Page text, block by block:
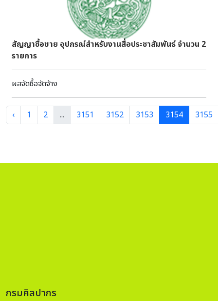
บำรุงดูแลรักษาแหล่งท่องเที่ยวเพิ่มมากขึ้น ๑๐.๘
ในแหล่งท่องเที่ยวทุกแหล่งที่ไปศึกษาดูงานมีการจำหน่ายสินค้าที่
ระลึกที่เป็นเอกลักษณ์และมีความสวยงาม ซึ่งสามารถใช้เป็น
แนวทางในการพัฒนาสินค้าที่ระลึกของอุทยานประวัติศาสตร์ทั้ง ๓
แห่ง ได้เป็นอย่างดี
.............................................................ผู้สรุปผลการเดินทางไปราชการ
(นายภัทรพงษ์ เก่าเงิน) หัวหน้าอุทยานประวัติศาสตร์
ศรีสัชนาลัย
สัญญาซื้อขาย อุปกรณ์สำหรับงานสื่อประชาสัมพันธ์ จำนวน 2
รายการ
ผลจัดซื้อจัดจ้าง
‹ 1 2 ... 3151 3152 3153 3154 3155
กรมศิลปากร